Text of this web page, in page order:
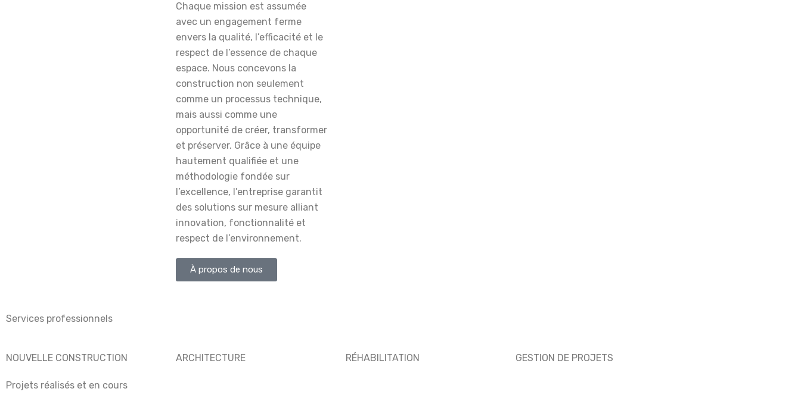
Chaque mission est assumée
avec un engagement ferme
envers la qualité, l’efficacité et le
respect de l’essence de chaque
espace. Nous concevons la
construction non seulement
comme un processus technique,
mais aussi comme une
opportunité de créer, transformer
et préserver. Grâce à une équipe
hautement qualifiée et une
méthodologie fondée sur
l’excellence, l’entreprise garantit
des solutions sur mesure alliant
innovation, fonctionnalité et
respect de l’environnement.
À propos de nous
Services professionnels
NOUVELLE CONSTRUCTION ARCHITECTURE RÉHABILITATION GESTION DE PROJETS
Projets réalisés et en cours